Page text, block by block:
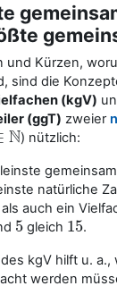
und Kürzen,
sind die
(kgV)
(ggT) zweier
N) nützlich:
natürliche
als auch ein
5
5 gleich 15
15.
kgV hilft u.
werden